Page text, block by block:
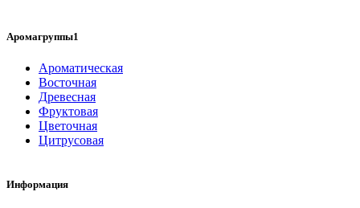
Аромагруппы1
Ароматическая
Восточная
Древесная
Фруктовая
Цветочная
Цитрусовая
Информация